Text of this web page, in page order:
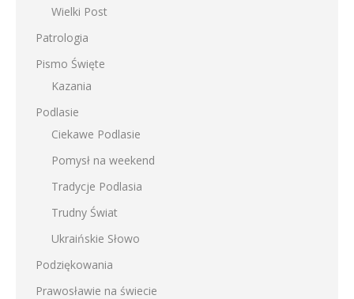
Wielki Post
Patrologia
Pismo Święte
Kazania
Podlasie
Ciekawe Podlasie
Pomysł na weekend
Tradycje Podlasia
Trudny Świat
Ukraińskie Słowo
Podziękowania
Prawosławie na świecie